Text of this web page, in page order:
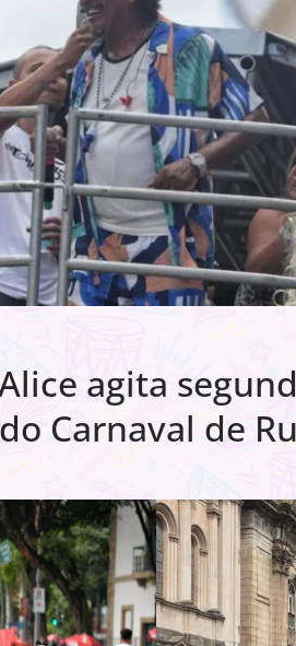
agita
Carnaval de